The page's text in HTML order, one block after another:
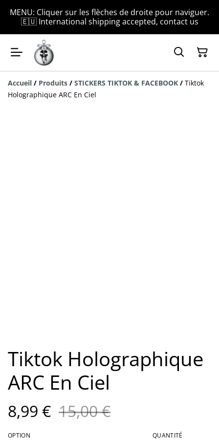
MENU: Cliquer sur les flèches de droite pour naviguer.
🇪🇺 International shipping accepted, contact us
Accueil / Produits / STICKERS TIKTOK & FACEBOOK / Tiktok
Holographique ARC En Ciel
Tiktok Holographique
ARC En Ciel
8,99 € 15,00 €
OPTION QUANTITÉ